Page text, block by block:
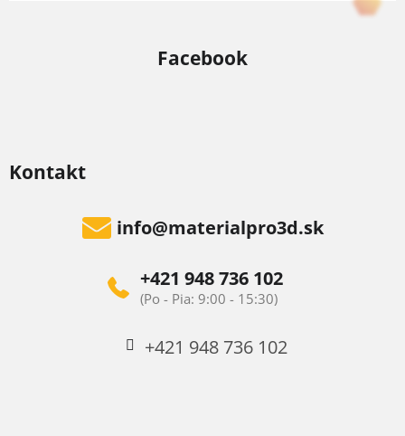
Kontakt
info@materialpro3d.sk
+421 948 736 102
+421 948 736 102
Facebook